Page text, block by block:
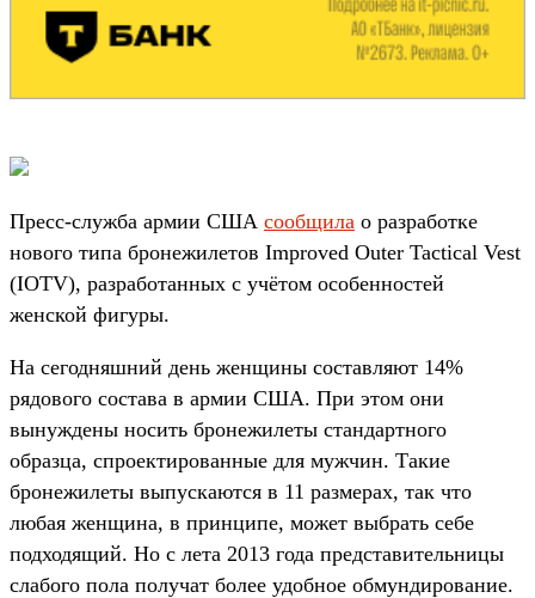
Пресс-служба армии США сообщила о разработке
нового типа бронежилетов Improved Outer Tactical Vest
(IOTV), разработанных с учётом особенностей
женской фигуры.
На сегодняшний день женщины составляют 14%
рядового состава в армии США. При этом они
вынуждены носить бронежилеты стандартного
образца, спроектированные для мужчин. Такие
бронежилеты выпускаются в 11 размерах, так что
любая женщина, в принципе, может выбрать себе
подходящий. Но с лета 2013 года представительницы
слабого пола получат более удобное обмундирование.